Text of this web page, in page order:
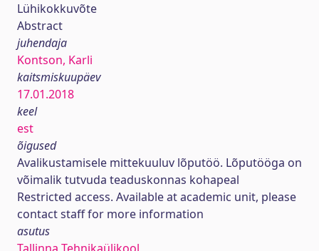
Lühikokkuvõte
Abstract
juhendaja
Kontson, Karli
kaitsmiskuupäev
17.01.2018
keel
est
õigused
Avalikustamisele mittekuuluv lõputöö. Lõputööga on
võimalik tutvuda teaduskonnas kohapeal
Restricted access. Available at academic unit, please
contact staff for more information
asutus